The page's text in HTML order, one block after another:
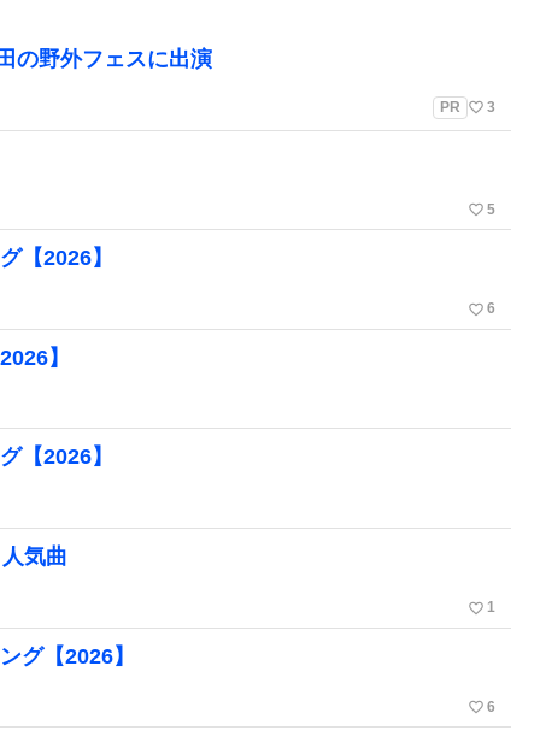
の野外フェスに出演
PR favorite_border 3
favorite_border 5
【2026】
favorite_border 6
】
【2026】
気曲
favorite_border 1
グ【2026】
favorite_border 6